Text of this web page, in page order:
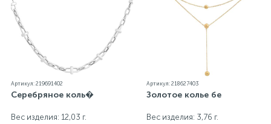
Артикул: 219691402
Серебряное коль�
Вес изделия: 12,03 г.
Артикул: 218627403
Золотое колье бе
Вес изделия: 3,76 г.